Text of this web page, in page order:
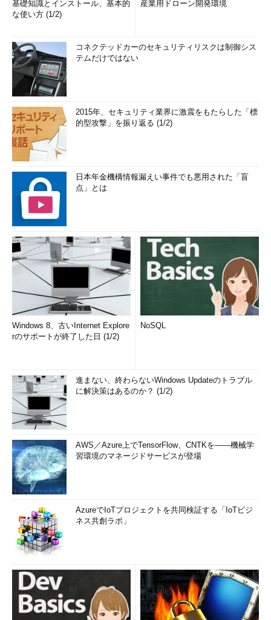
範囲が広ければ広いほど各種フィーは高くなると思ってよい。
は千差万別にして通常未公開である。お互いに相手の足元を見て
契約に至るわけだ。契約書を読まなければ、何がIPの実体であっ
て、どのような行為が許され、どのような行為が許されないのか
は分からないのだ。
そもそもQualcommとArmは何でもめているの？
推測になるが、長年スマホ向けのArmコアのSoCを大量に製造
販売してきたQualcommの場合、かなりレベルの高い（権利範囲
りとして相当な金額の各種フィーを長年Armへ支払ってきたはず
だ。
しかし、紛争の発端になったのは、Qualcommが買収した
ンドのスマホ向けやArm版Copilot+ PCに搭載されていて、
Qualcommの主力となりつつあるものだ。
買収以前、QualcommもNuviaもArmとの契約があった。
Qualcomm側にしたら、買収した会社が持っていたIPや契約など
当然買収した自分らに引き継がれるべきという主張のようだ。こ
れはArmの過去事例にも見られる。
計、製造、販売していた当時最速のARMだったStrongARMも
Intelのものになっている。まぁ、Intelはそれを活用できなかった
が。QualcommにしたらNuviaのArmコアが欲しくて大枚はたい
て買収したのだ、「何で使えないの？」ということだろう。
一方、Armにしたら、Nuviaはスタートアップの小さい企業、
しかもメンツからして有望であったので、Armが弱かった分野の
市場開拓の期待も込めて特例的にレベルの高いライセンスをお安
く出してしまった、ということかもしれない。
それを押しも押されもせぬ大企業であるQualcommがそのまま
引き継いで使えたのでは、Armの利益を大きく損なう、というこ
となのだろう。ライセンス契約は相手の足元次第で金額は違うも
そこで、Armは2年ほど前に一方的にNuviaの権利を停止し、
Qualcommに改定を持ち掛けたのだと思う。しかし、らちが明か
ないとみて、Armは期限を切った。結局、契約書を読まないとど
基礎知識とインストール、基本的
な使い方 (1/2)
産業用ドローン開発環境
コネクテッドカーのセキュリティリスクは制御シス
テムだけではない
2015年、セキュリティ業界に激震をもたらした「標
的型攻撃」を振り返る (1/2)
日本年金機構情報漏えい事件でも悪用された「盲
点」とは
Windows 8、古いInternet Explore
rのサポートが終了した日 (1/2)
NoSQL
進まない、終わらないWindows Updateのトラブル
に解決策はあるのか？ (1/2)
AWS／Azure上でTensorFlow、CNTKを――機械学
習環境のマネージドサービスが登場
AzureでIoTプロジェクトを共同検証する「IoTビジ
ネス共創ラボ」